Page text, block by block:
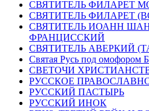
СВЯТИТЕЛЬ ФИЛАРЕТ
СВЯТИТЕЛЬ ФИЛАРЕТ
СВЯТИТЕЛЬ ИОАНН
ФРАНЦИССКИЙ
СВЯТИТЕЛЬ АВЕРКИЙ
Святая Русь под омофором
СВЕТОЧИ
РУССКОЕ
РУССКИЙ ПАСТЫРЬ
РУССКИЙ ИНОК